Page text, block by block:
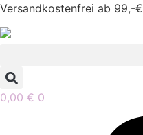
Zum
Inhalt
springen
Versandkostenfrei ab 99,-€
0,00 € 0